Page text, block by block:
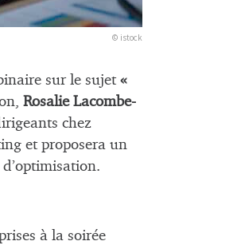
© istock
sur le sujet «
Rosalie Lacombe-
chez
et proposera un
à la soirée